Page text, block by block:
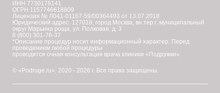
уровнем
подготовки,
владеющих
современными
ИНН 7730178141
ОГРН 1157746618809
Лицензия № Л041-01167-59/00364493 от 13.07.2018
Юридический адрес: 127018, город Москва, вн.тер.г. муниципальный
округ Марьина роща, ул. Полковая, д. 3
8 (800) 301-76-37
*Описание процедур носит информационный характер. Перед
проведением любой процедуры
проводится очная консультация врача клиники «Подружки».
© «Podruge.ru», 2020 - 2026 г. Все права защищены.